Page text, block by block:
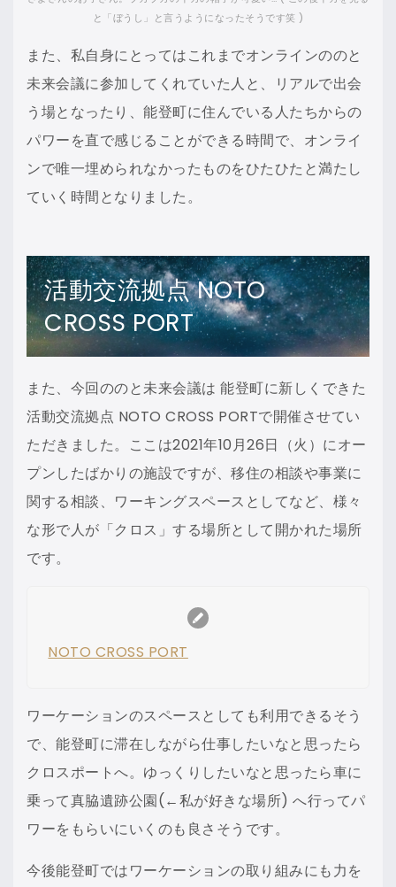
と「ぼうし」と言うようになったそうです笑 )
また、私自身にとってはこれまでオンラインののと
未来会議に参加してくれていた人と、リアルで出会
う場となったり、能登町に住んでいる人たちからの
パワーを直で感じることができる時間で、オンライ
ンで唯一埋められなかったものをひたひたと満たし
ていく時間となりました。
活動交流拠点 NOTO
CROSS PORT
また、今回ののと未来会議は 能登町に新しくできた
活動交流拠点 NOTO CROSS PORTで開催させてい
ただきました。ここは2021年10月26日（火）にオー
プンしたばかりの施設ですが、移住の相談や事業に
関する相談、ワーキングスペースとしてなど、様々
な形で人が「クロス」する場所として開かれた場所
です。
NOTO CROSS PORT
ワーケーションのスペースとしても利用できるそう
で、能登町に滞在しながら仕事したいなと思ったら
クロスポートへ。ゆっくりしたいなと思ったら車に
乗って真脇遺跡公園(←私が好きな場所) へ行ってパ
ワーをもらいにいくのも良さそうです。
今後能登町ではワーケーションの取り組みにも力を